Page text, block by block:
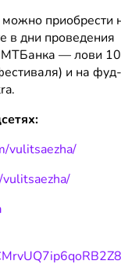
приобрести
в дни проведения
МТБанка — лови
и на
vulitsaezha/